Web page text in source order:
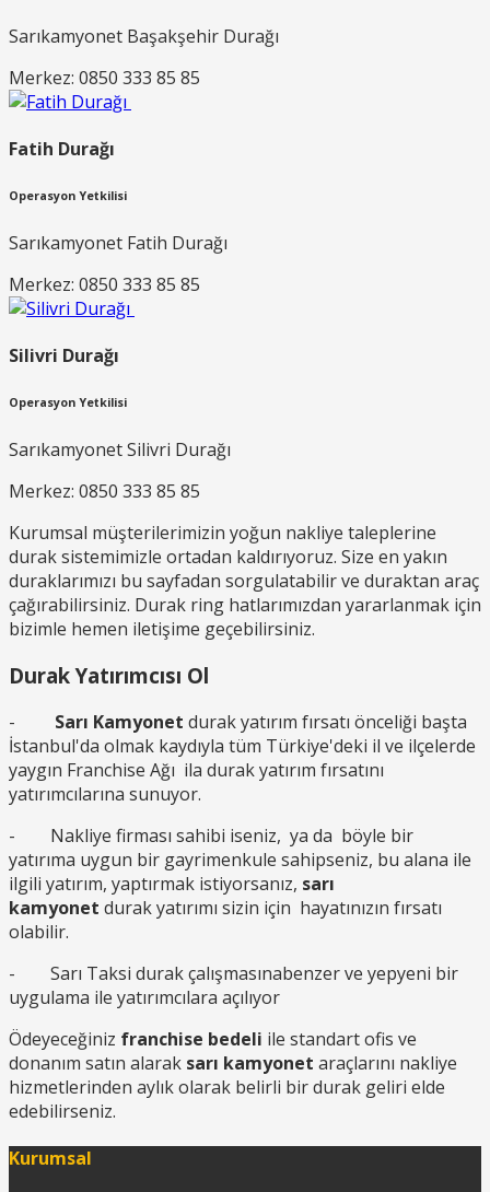
Sarıkamyonet Başakşehir Durağı
Merkez: 0850 333 85 85
Fatih Durağı
Operasyon Yetkilisi
Sarıkamyonet Fatih Durağı
Merkez: 0850 333 85 85
Silivri Durağı
Operasyon Yetkilisi
Sarıkamyonet Silivri Durağı
Merkez: 0850 333 85 85
Kurumsal müşterilerimizin yoğun nakliye taleplerine
durak sistemimizle ortadan kaldırıyoruz. Size en yakın
duraklarımızı bu sayfadan sorgulatabilir ve duraktan araç
çağırabilirsiniz. Durak ring hatlarımızdan yararlanmak için
bizimle hemen iletişime geçebilirsiniz.
Durak Yatırımcısı Ol
- Sarı Kamyonet durak yatırım fırsatı önceliği başta
İstanbul'da olmak kaydıyla tüm Türkiye'deki il ve ilçelerde
yaygın Franchise Ağı ila durak yatırım fırsatını
yatırımcılarına sunuyor.
- Nakliye firması sahibi iseniz, ya da böyle bir
yatırıma uygun bir gayrimenkule sahipseniz, bu alana ile
ilgili yatırım, yaptırmak istiyorsanız, sarı
kamyonet durak yatırımı sizin için hayatınızın fırsatı
olabilir.
- Sarı Taksi durak çalışmasınabenzer ve yepyeni bir
uygulama ile yatırımcılara açılıyor
Ödeyeceğiniz franchise bedeli ile standart ofis ve
donanım satın alarak sarı kamyonet araçlarını nakliye
hizmetlerinden aylık olarak belirli bir durak geliri elde
edebilirseniz.
Kurumsal